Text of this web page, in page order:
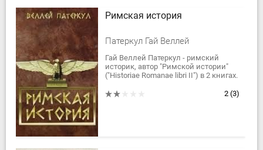
Римская история
Патеркул Гай Веллей
Гай Веллей Патеркул - римский
историк, автор "Римской истории"
("Historiae Romanae libri II") в 2 книгах.
Тиберия в походах в Германию и...
2 (3)